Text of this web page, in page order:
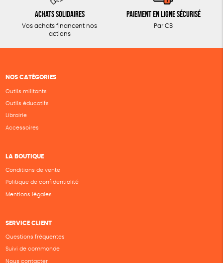
Achats solidaires
Vos achats financent nos
actions
Paiement en ligne sécurisé
Par CB
NOS CATÉGORIES
Outils militants
Outils éducatifs
Librairie
Accessoires
LA BOUTIQUE
Conditions de vente
Politique de confidentialité
Mentions légales
SERVICE CLIENT
Questions fréquentes
Suivi de commande
Nous contacter